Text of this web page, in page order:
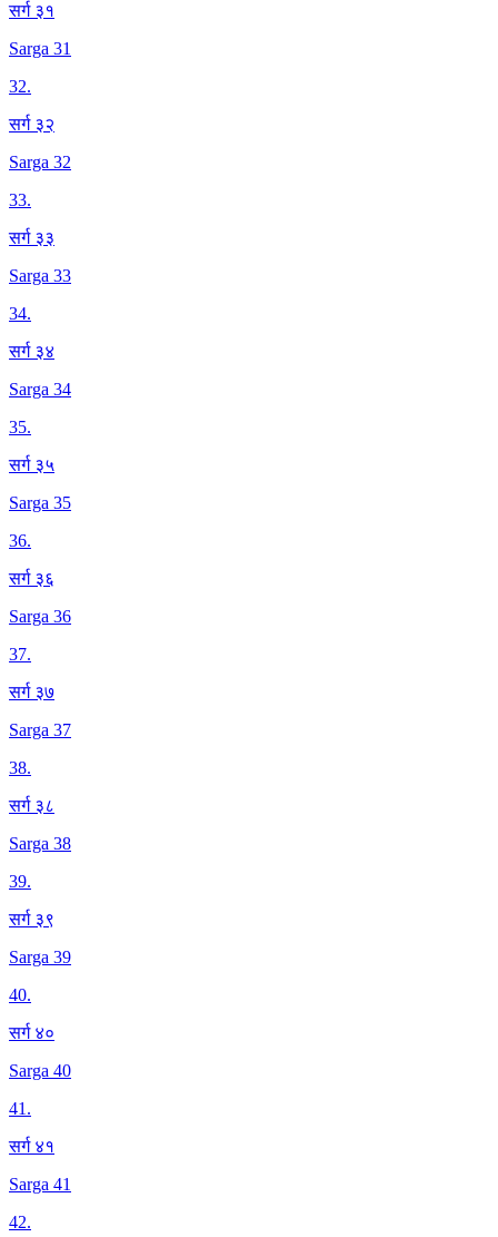
सर्ग ३१
Sarga 31
32.
सर्ग ३२
Sarga 32
33.
सर्ग ३३
Sarga 33
34.
सर्ग ३४
Sarga 34
35.
सर्ग ३५
Sarga 35
36.
सर्ग ३६
Sarga 36
37.
सर्ग ३७
Sarga 37
38.
सर्ग ३८
Sarga 38
39.
सर्ग ३९
Sarga 39
40.
सर्ग ४०
Sarga 40
41.
सर्ग ४१
Sarga 41
42.